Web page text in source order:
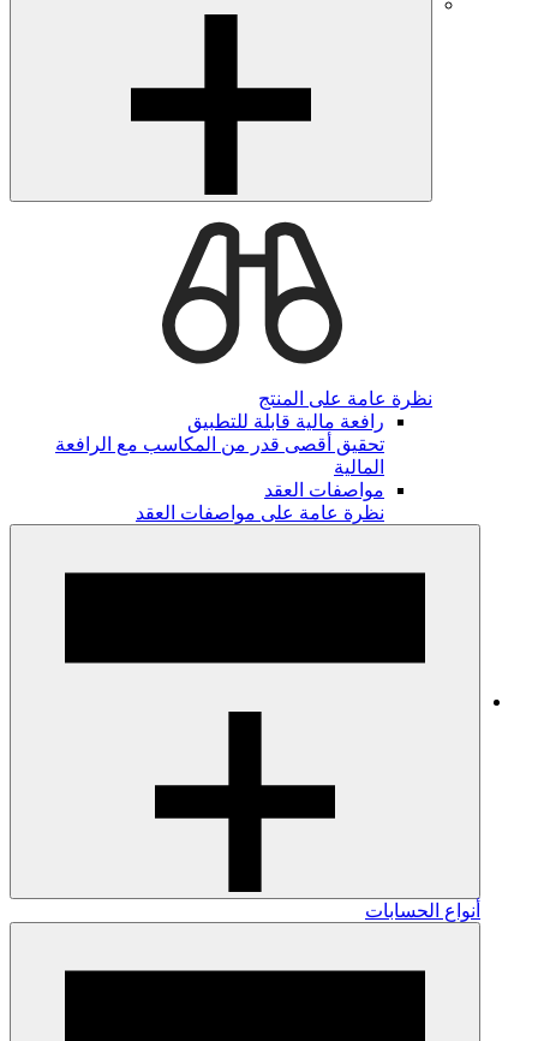
نظرة عامة على المنتج
رافعة مالية قابلة للتطبيق
تحقيق أقصى قدر من المكاسب مع الرافعة
المالية
مواصفات العقد
نظرة عامة على مواصفات العقد
أنواع الحسابات